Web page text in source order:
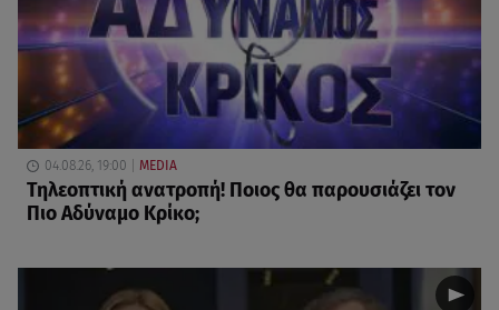
04.08.26, 19:00 MEDIA
Τηλεοπτική ανατροπή! Ποιος θα παρουσιάζει τον
Πιο Αδύναμο Κρίκο;